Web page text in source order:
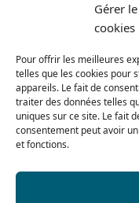
Gérer
cookies
Pour offrir les meilleures
telles que les cookies pour
appareils. Le fait de
traiter des données telles
uniques sur ce site. Le fait
consentement peut avoir
et fonctions.
Condiciones
Del lunes al jueves
De 8h a 12h30 y de
El viernes
De 8h a 12h30 y de